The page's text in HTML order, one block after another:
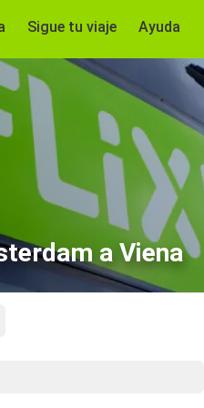
Sigue tu viaje Ayuda
a Viena